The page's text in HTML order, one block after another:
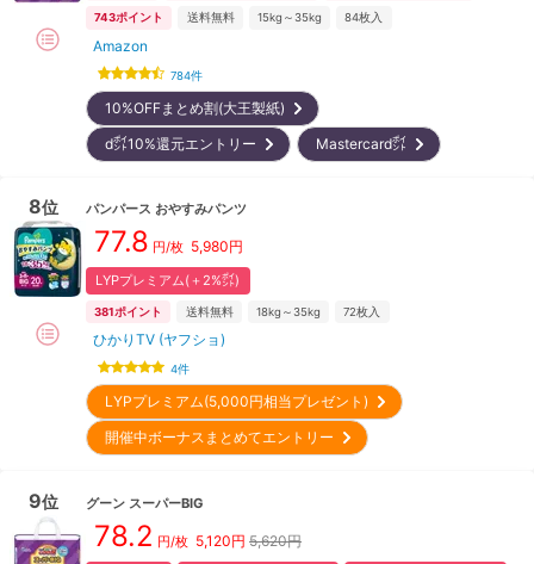
743ポイント 送料無料 15kg～35kg 84枚入
Amazon
784件
10%OFFまとめ割(大王製紙)
d㌽10%還元エントリー
Mastercard㌽
8位 パンパース おやすみパンツ
77.8 円/枚 5,980円
LYPプレミアム(＋2%㌽)
381ポイント 送料無料 18kg～35kg 72枚入
ひかりTV (ヤフショ)
4件
LYPプレミアム(5,000円相当プレゼント)
開催中ボーナスまとめてエントリー
9位 グーン スーパーBIG
78.2 円/枚 5,120円 5,620円